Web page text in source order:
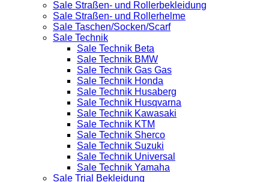
Sale Straßen- und Rollerbekleidung
Sale Straßen- und Rollerhelme
Sale Taschen/Socken/Scarf
Sale Technik
Sale Technik Beta
Sale Technik BMW
Sale Technik Gas Gas
Sale Technik Honda
Sale Technik Husaberg
Sale Technik Husqvarna
Sale Technik Kawasaki
Sale Technik KTM
Sale Technik Sherco
Sale Technik Suzuki
Sale Technik Universal
Sale Technik Yamaha
Sale Trial Bekleidung